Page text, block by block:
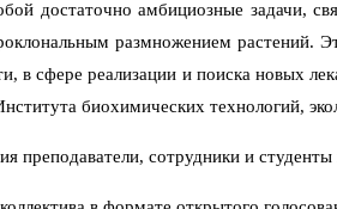
достаточно амбициозные задачи,
размножением растений.
в сфере реализации и поиска новых
биохимических технологий,
преподаватели, сотрудники и